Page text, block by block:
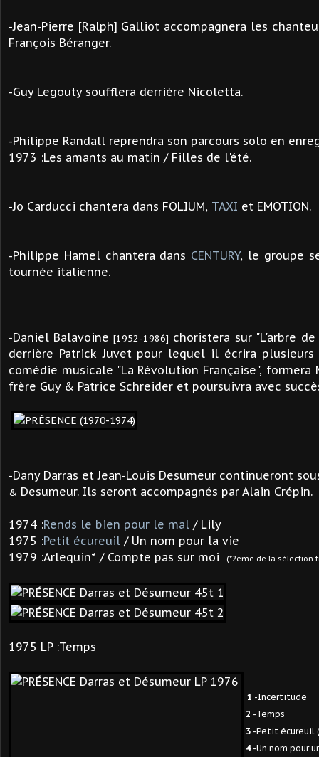
-Jean-Pierre [Ralph] Galliot accompagnera les
François Béranger.
-Guy Legouty soufflera derrière Nicoletta.
-Philippe Randall reprendra son parcours solo en
1973 :Les amants au matin / Filles de l'été.
-Jo Carducci chantera dans FOLIUM, TAXI et EMOTION.
-Philippe Hamel chantera dans CENTURY, le groupe
tournée italienne.
-Daniel Balavoine [1952-1986] choristera sur "L'arbre
derrière Patrick Juvet pour lequel il écrira
comédie musicale "La Révolution Française", formera
frère Guy & Patrice Schreider et poursuivra avec
-Dany Darras et Jean-Louis Desumeur continueront
& Desumeur. Ils seront accompagnés par Alain Crépin.
1974 :Rends le bien pour le mal / Lily
1975 :Petit écureuil / Un nom pour la vie
1979 :Arlequin* / Compte pas sur moi
(*2ème de la sélection
1975 LP :Temps
1 -Incertitude
2 -Temps
3 -Petit écureuil
4-Un nom pour